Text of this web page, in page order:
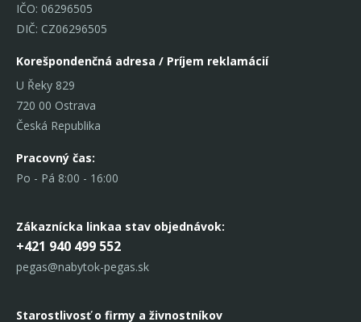
IČO: 06296505
DIČ: CZ06296505
Korešpondenčná adresa / Príjem reklamácií
U Řeky 829
720 00 Ostrava
Česká Republika
Pracovný čas:
Po - Pá 8:00 - 16:00
Zákaznícka linkaa stav objednávok:
+421 940 499 552
pegas@nabytok-pegas.sk
Starostlivosť o firmy a živnostníkov